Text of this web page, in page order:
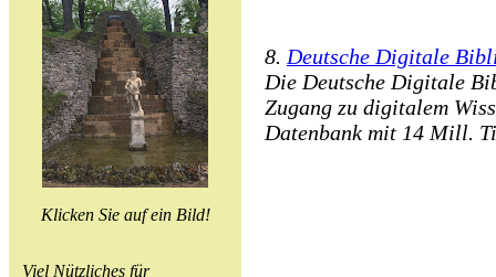
Klicken Sie auf ein Bild!
Viel Nützliches für
8. Deutsche Digitale
Die Deutsche Digitale
Zugang zu digitalem
Datenbank mit 14 Mill.